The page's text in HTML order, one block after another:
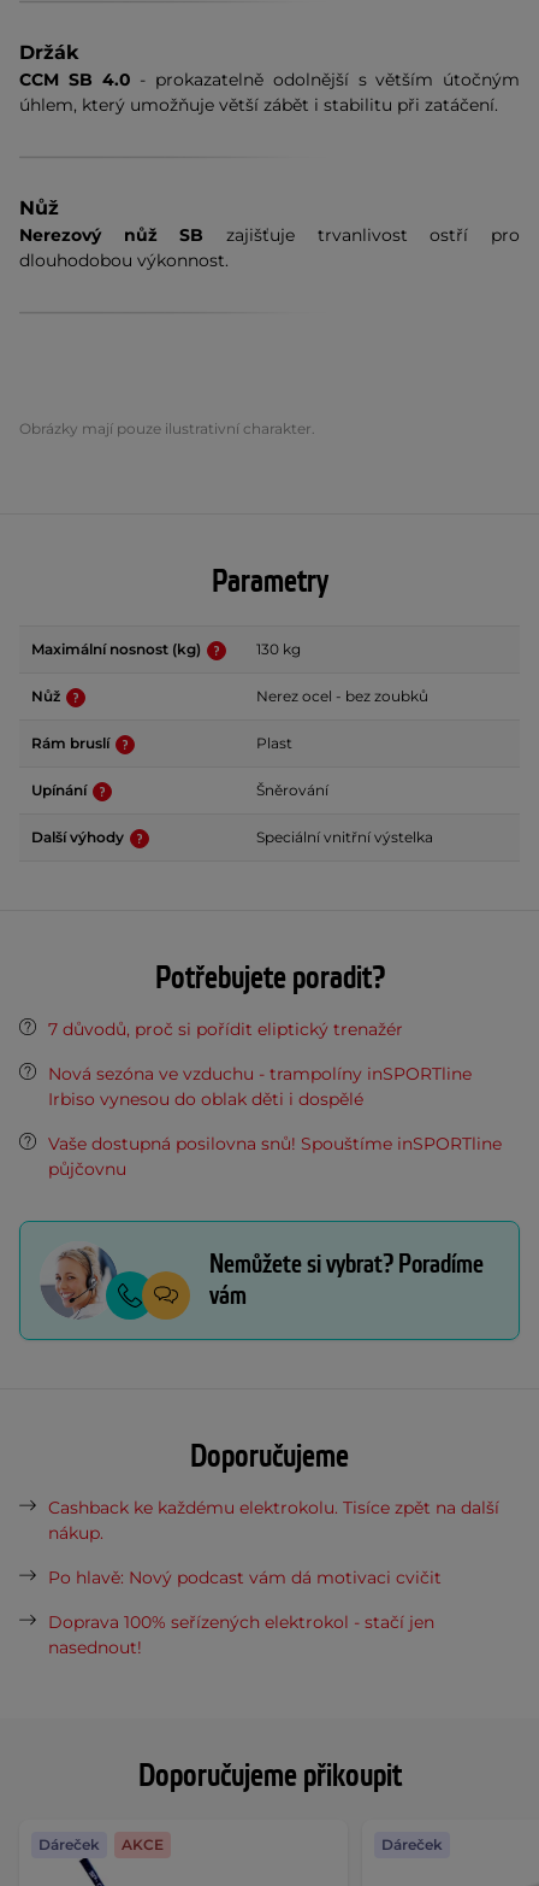
Doporučujeme přikoupit
Dáreček AKCE Dáreček
Držák
CCM SB 4.0 - prokazatelně odolnější s větším útočným
úhlem, který umožňuje větší zábět i stabilitu při zatáčení.
Nůž
Nerezový nůž SB zajišťuje trvanlivost ostří pro
dlouhodobou výkonnost.
Obrázky mají pouze ilustrativní charakter.
Parametry
Maximální nosnost (kg) 130 kg
Nůž Nerez ocel - bez zoubků
Rám bruslí Plast
Upínání Šněrování
Další výhody Speciální vnitřní výstelka
Potřebujete poradit?
7 důvodů, proč si pořídit eliptický trenažér
Nová sezóna ve vzduchu - trampolíny inSPORTline
Irbiso vynesou do oblak děti i dospělé
Vaše dostupná posilovna snů! Spouštíme inSPORTline
půjčovnu
Nemůžete si vybrat? Poradíme
vám
Doporučujeme
Cashback ke každému elektrokolu. Tisíce zpět na další
nákup.
Po hlavě: Nový podcast vám dá motivaci cvičit
Doprava 100% seřízených elektrokol - stačí jen
nasednout!